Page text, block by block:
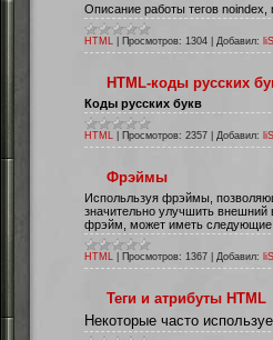
Описание работы тегов noindex,
HTML Просмотров: 1304 Добавил: liS
HTML-коды русских
Коды русских букв
HTML Просмотров: 2357 Добавил: liS
Фрэймы
Испольльзуя фрэймы,
значительно улучшить
фрэйм, может иметь следующие
HTML Просмотров: 1367 Добавил: liS
Теги и атрибуты HTML
Некоторые часто